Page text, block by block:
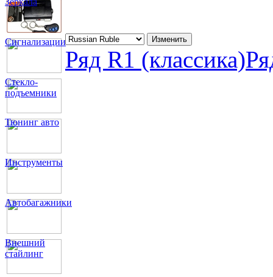
Сигнализации
Стекло-
подъемники
Тюнинг авто
Инструменты
Автобагажники
Внешний
стайлинг
Ряд R1 (классика)